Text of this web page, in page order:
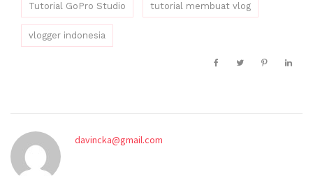
Tutorial GoPro Studio tutorial membuat vlog
vlogger indonesia
davincka@gmail.com